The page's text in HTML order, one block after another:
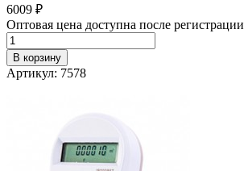
6009 ₽
Оптовая цена доступна после регистрации
В корзину
Артикул: 7578